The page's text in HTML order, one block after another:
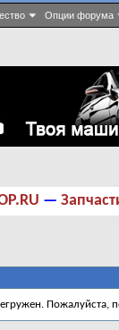
Опции форума
—
Пожалуйста,